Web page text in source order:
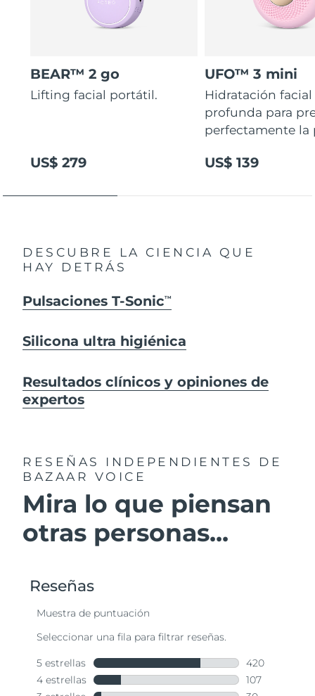
BEAR™ 2 go
Lifting facial portátil.
US$ 279
UFO™ 3 mini
Hidratación facial
profunda para
perfectamente la
US$ 139
DESCUBRE LA CIENCIA QUE
HAY DETRÁS
Pulsaciones T-SonicTM
Silicona ultra higiénica
Resultados clínicos y opiniones de
expertos
RESEÑAS INDEPENDIENTES
DE
BAZAAR VOICE
Mira lo que piensan
otras personas...